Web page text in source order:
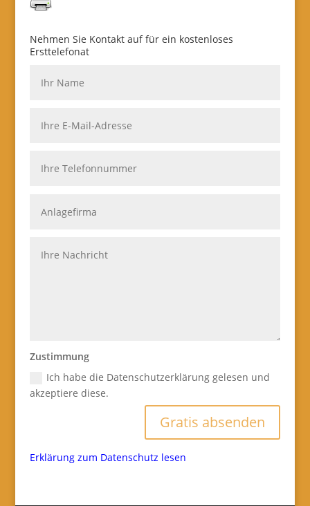
Nehmen Sie Kontakt auf für ein kostenloses
Ersttelefonat
Zustimmung
Ich habe die Datenschutzerklärung gelesen und
akzeptiere diese.
Gratis absenden
Erklärung zum Datenschutz lesen